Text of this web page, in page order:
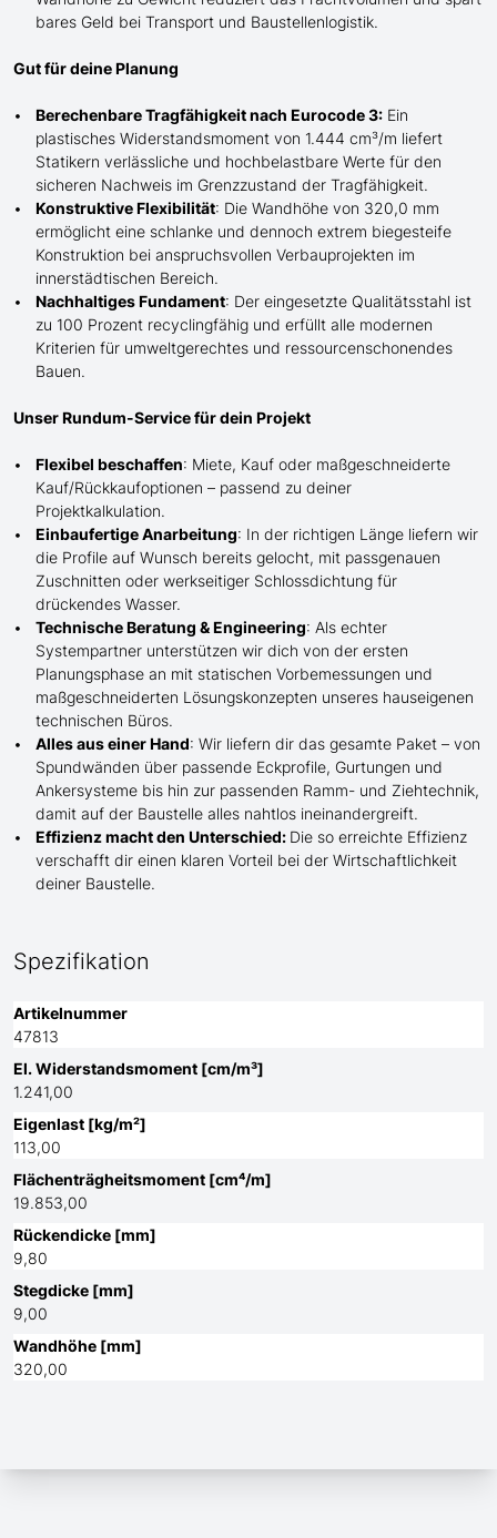
bares Geld bei Transport und Baustellenlogistik.
Gut für deine Planung
Berechenbare Tragfähigkeit nach Eurocode 3: Ein
plastisches Widerstandsmoment von 1.444 cm³/m liefert
Statikern verlässliche und hochbelastbare Werte für den
sicheren Nachweis im Grenzzustand der Tragfähigkeit.
Konstruktive Flexibilität: Die Wandhöhe von 320,0 mm
ermöglicht eine schlanke und dennoch extrem biegesteife
Konstruktion bei anspruchsvollen Verbauprojekten im
innerstädtischen Bereich.
Nachhaltiges Fundament: Der eingesetzte Qualitätsstahl ist
zu 100 Prozent recyclingfähig und erfüllt alle modernen
Kriterien für umweltgerechtes und ressourcenschonendes
Bauen.
Unser Rundum-Service für dein Projekt
Flexibel beschaffen: Miete, Kauf oder maßgeschneiderte
Kauf/Rückkaufoptionen – passend zu deiner
Projektkalkulation.
Einbaufertige Anarbeitung: In der richtigen Länge liefern wir
die Profile auf Wunsch bereits gelocht, mit passgenauen
Zuschnitten oder werkseitiger Schlossdichtung für
drückendes Wasser.
Technische Beratung & Engineering: Als echter
Systempartner unterstützen wir dich von der ersten
Planungsphase an mit statischen Vorbemessungen und
maßgeschneiderten Lösungskonzepten unseres hauseigenen
technischen Büros.
Alles aus einer Hand: Wir liefern dir das gesamte Paket – von
Spundwänden über passende Eckprofile, Gurtungen und
Ankersysteme bis hin zur passenden Ramm- und Ziehtechnik,
damit auf der Baustelle alles nahtlos ineinandergreift.
Effizienz macht den Unterschied: Die so erreichte Effizienz
verschafft dir einen klaren Vorteil bei der Wirtschaftlichkeit
deiner Baustelle.
Spezifikation
Artikelnummer
47813
El. Widerstandsmoment [cm/m³]
1.241,00
Eigenlast [kg/m²]
113,00
Flächenträgheitsmoment [cm⁴/m]
19.853,00
Rückendicke [mm]
9,80
Stegdicke [mm]
9,00
Wandhöhe [mm]
320,00